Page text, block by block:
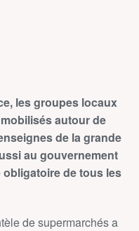
les groupes locaux
autour de
de la grande
au gouvernement
obligatoire de tous les
de supermarchés a